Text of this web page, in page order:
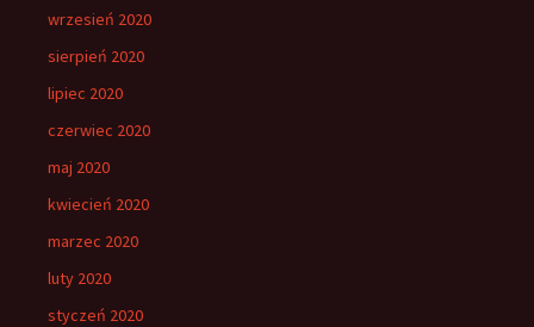
wrzesień 2020
sierpień 2020
lipiec 2020
czerwiec 2020
maj 2020
kwiecień 2020
marzec 2020
luty 2020
styczeń 2020